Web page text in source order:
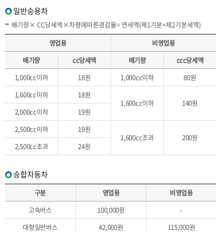
일반승용차
배기량× CC당세액×차령에따른경감율= 연세액(제1기분+제2기분세액)
영업용
비영업용
배기량
cc당세액 배기량
ccc당세액
1,000cc이하
18원 1,000cc이하
80원
1,600cc이하
18원
1,600cc이하
140원
2,000cc이하
19원
2,500cc이하
19원
1,600cc초과
200원
2,500cc초과
24원
승합자동차
구분 영업용
비영업용
고속버스
100,000원
-
대형일반버스
42,000원
115,000원